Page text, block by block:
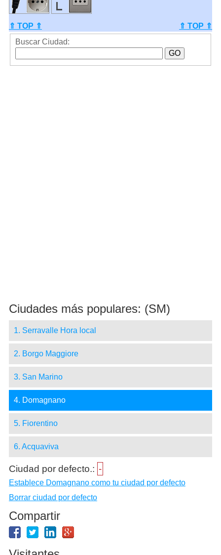
⇑ TOP ⇑
⇑ TOP ⇑
Buscar Ciudad:
Ciudades más populares: (SM)
1. Serravalle Hora local
2. Borgo Maggiore
3. San Marino
4. Domagnano
5. Fiorentino
6. Acquaviva
Ciudad por defecto.: -
Establece Domagnano como tu ciudad por defecto
Borrar ciudad por defecto
Compartir